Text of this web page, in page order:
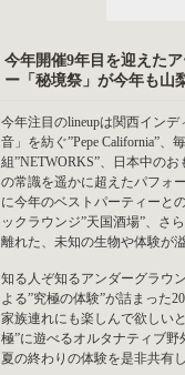
今年開催9年目を迎えた
ー「秘境祭」が今年も山
今年注目のlineupは関西イン
音」を紡ぐ”Pepe California”
組”NETWORKS”、日本中の
の常識を遥かに超えたパフォ
に今年のベストパーティーと
ックラウンジ”天国酒場”、さ
離れた、未知の生物や体験が
知る人ぞ知るアンダーグラウ
よる”究極の体験”が詰まった
家族連れにも楽しんで欲しい
極”に遊べるオルタナティブ
夏の終わりの体験を是非共有